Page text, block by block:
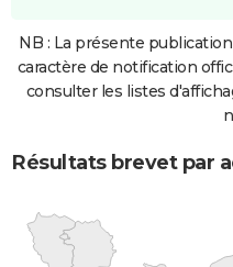
NB : La présente
caractère de notification
consulter les listes
Résultats brevet par